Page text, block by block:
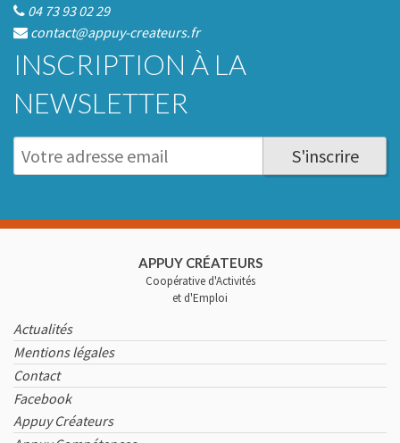
04 73 93 02 29
contact@appuy-createurs.fr
INSCRIPTION À LA
NEWSLETTER
S'inscrire
APPUY CRÉATEURS
Coopérative d'Activités
et d'Emploi
Actualités
Mentions légales
Contact
Facebook
Appuy Créateurs